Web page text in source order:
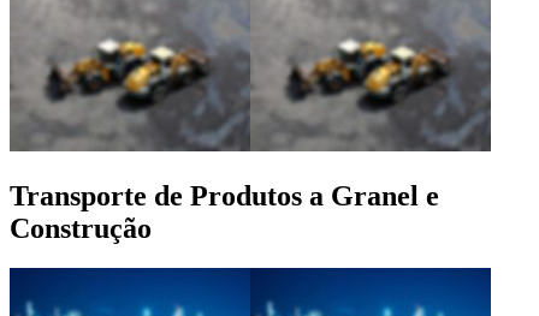
Transporte de Produtos a Granel e
Construção